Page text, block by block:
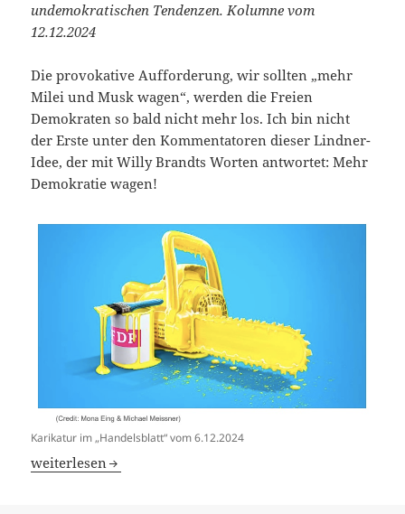
undemokratischen Tendenzen. Kolumne vom
12.12.2024
Die provokative Aufforderung, wir sollten „mehr
Milei und Musk wagen“, werden die Freien
Demokraten so bald nicht mehr los. Ich bin nicht
der Erste unter den Kommentatoren dieser Lindner-
Idee, der mit Willy Brandts Worten antwortet: Mehr
Demokratie wagen!
Karikatur im „Handelsblatt“ vom 6.12.2024
Mehr Demokratie statt Kettensäge
weiterlesen